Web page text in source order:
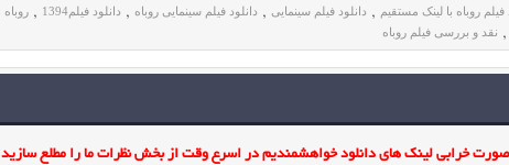
فیلم روباه با لینک مستقیم , دانلود فیلم سینمایی , دانلود فیلم سینمایی روباه , دانلود فیلم1394 , روباه
, نقد و بررسی فیلم روباه
خرابی لینک های دانلود خواهشمندیم در اسرع وقت از بخش نظرات ما را مطلع سازید